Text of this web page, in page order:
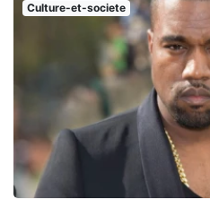
Culture-et-societe